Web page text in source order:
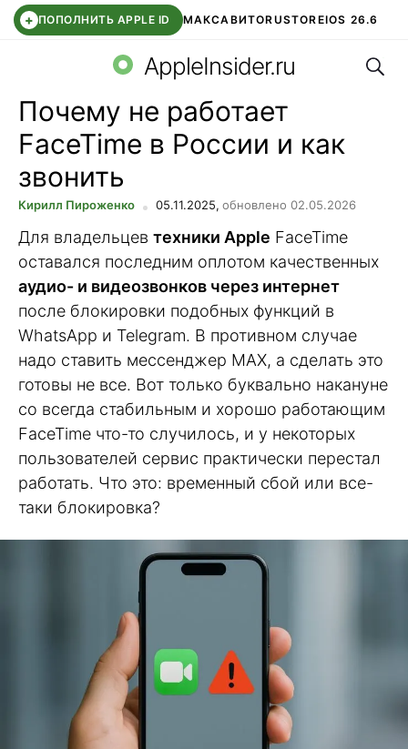
+ ПОПОЛНИТЬ APPLE ID МАКСАВИТОRUSTOREIOS 26.6
СБЕР КИДС ВТБ ОНЛАЙН ЧАТ В ROBLOX
AppleInsider.ru
Почему не работает
FaceTime в России и как
звонить
Кирилл Пироженко 05.11.2025, обновлено 02.05.2026
Для владельцев техники Apple FaceTime
оставался последним оплотом качественных
аудио- и видеозвонков через интернет
после блокировки подобных функций в
WhatsApp и Telegram. В противном случае
надо ставить мессенджер MAX, а сделать это
готовы не все. Вот только буквально накануне
со всегда стабильным и хорошо работающим
FaceTime что-то случилось, и у некоторых
пользователей сервис практически перестал
работать. Что это: временный сбой или все-
таки блокировка?